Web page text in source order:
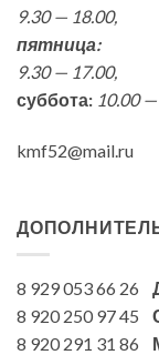
9.30 — 18.00,
пятница:
9.30 — 17.00,
суббота: 10.00
kmf52@mail.ru
8 929 053 66 26
8 920 250 97 45
8 920 291 31 86